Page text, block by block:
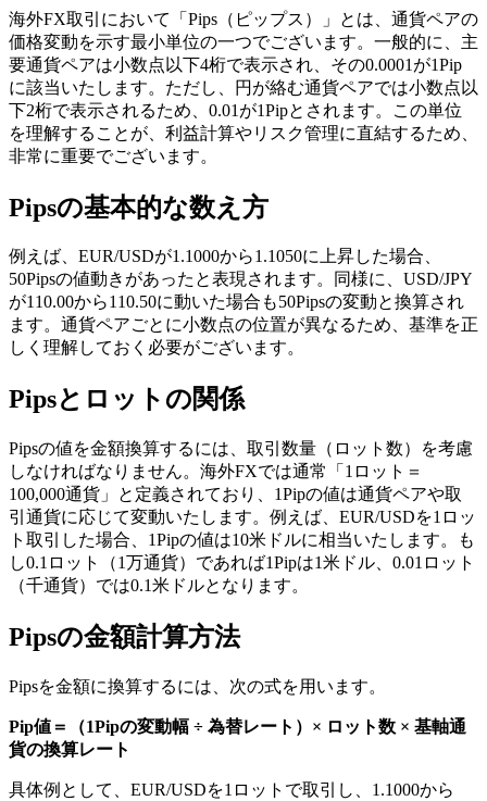
海外FX取引において「Pips（ピップス）」とは、通貨ペアの
価格変動を示す最小単位の一つでございます。一般的に、主
要通貨ペアは小数点以下4桁で表示され、その0.0001が1Pip
に該当いたします。ただし、円が絡む通貨ペアでは小数点以
下2桁で表示されるため、0.01が1Pipとされます。この単位
を理解することが、利益計算やリスク管理に直結するため、
非常に重要でございます。
Pipsの基本的な数え方
例えば、EUR/USDが1.1000から1.1050に上昇した場合、
50Pipsの値動きがあったと表現されます。同様に、USD/JPY
が110.00から110.50に動いた場合も50Pipsの変動と換算され
ます。通貨ペアごとに小数点の位置が異なるため、基準を正
しく理解しておく必要がございます。
Pipsとロットの関係
Pipsの値を金額換算するには、取引数量（ロット数）を考慮
しなければなりません。海外FXでは通常「1ロット＝
100,000通貨」と定義されており、1Pipの値は通貨ペアや取
引通貨に応じて変動いたします。例えば、EUR/USDを1ロッ
ト取引した場合、1Pipの値は10米ドルに相当いたします。も
し0.1ロット（1万通貨）であれば1Pipは1米ドル、0.01ロット
（千通貨）では0.1米ドルとなります。
Pipsの金額計算方法
Pipsを金額に換算するには、次の式を用います。
Pip値＝（1Pipの変動幅 ÷ 為替レート）× ロット数 × 基軸通
貨の換算レート
具体例として、EUR/USDを1ロットで取引し、1.1000から